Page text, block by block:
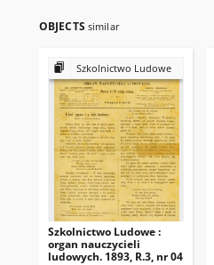
OBJECTS similar
Szkolnictwo Ludowe
Szkolnictwo Ludowe :
organ nauczycieli
ludowych. 1893, R.3, nr 04